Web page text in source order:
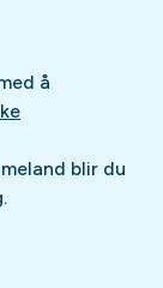
å
blir du